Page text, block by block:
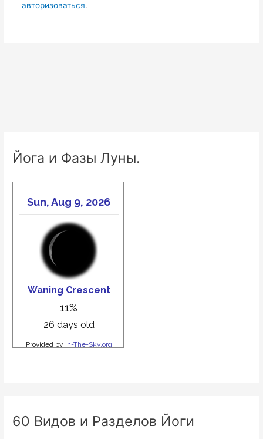
авторизоваться.
Йога и Фазы Луны.
60 Видов и Разделов Йоги